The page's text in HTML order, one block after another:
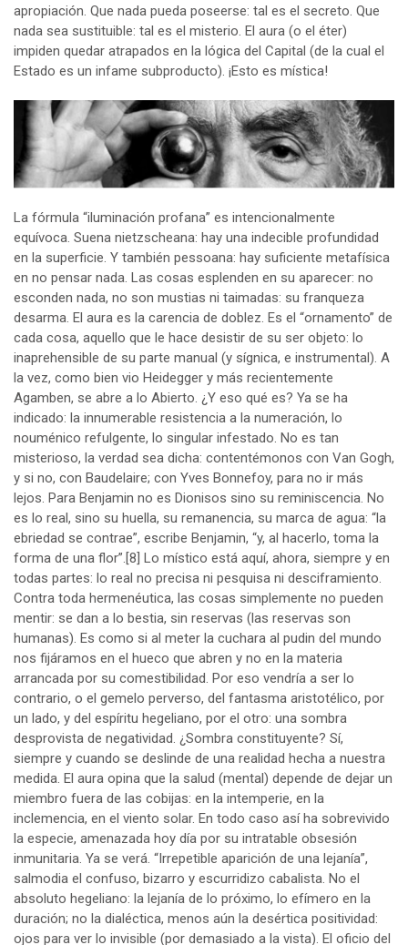
apropiación. Que nada pueda poseerse: tal es el secreto. Que
nada sea sustituible: tal es el misterio. El aura (o el éter)
impiden quedar atrapados en la lógica del Capital (de la cual el
Estado es un infame subproducto). ¡Esto es mística!
La fórmula “iluminación profana” es intencionalmente
equívoca. Suena nietzscheana: hay una indecible profundidad
en la superficie. Y también pessoana: hay suficiente metafísica
en no pensar nada. Las cosas esplenden en su aparecer: no
esconden nada, no son mustias ni taimadas: su franqueza
desarma. El aura es la carencia de doblez. Es el “ornamento” de
cada cosa, aquello que le hace desistir de su ser objeto: lo
inaprehensible de su parte manual (y sígnica, e instrumental). A
la vez, como bien vio Heidegger y más recientemente
Agamben, se abre a lo Abierto. ¿Y eso qué es? Ya se ha
indicado: la innumerable resistencia a la numeración, lo
nouménico refulgente, lo singular infestado. No es tan
misterioso, la verdad sea dicha: contentémonos con Van Gogh,
y si no, con Baudelaire; con Yves Bonnefoy, para no ir más
lejos. Para Benjamin no es Dionisos sino su reminiscencia. No
es lo real, sino su huella, su remanencia, su marca de agua: “la
ebriedad se contrae”, escribe Benjamin, “y, al hacerlo, toma la
forma de una flor”.[8] Lo místico está aquí, ahora, siempre y en
todas partes: lo real no precisa ni pesquisa ni desciframiento.
Contra toda hermenéutica, las cosas simplemente no pueden
mentir: se dan a lo bestia, sin reservas (las reservas son
humanas). Es como si al meter la cuchara al pudin del mundo
nos fijáramos en el hueco que abren y no en la materia
arrancada por su comestibilidad. Por eso vendría a ser lo
contrario, o el gemelo perverso, del fantasma aristotélico, por
un lado, y del espíritu hegeliano, por el otro: una sombra
desprovista de negatividad. ¿Sombra constituyente? Sí,
siempre y cuando se deslinde de una realidad hecha a nuestra
medida. El aura opina que la salud (mental) depende de dejar un
miembro fuera de las cobijas: en la intemperie, en la
inclemencia, en el viento solar. En todo caso así ha sobrevivido
la especie, amenazada hoy día por su intratable obsesión
inmunitaria. Ya se verá. “Irrepetible aparición de una lejanía”,
salmodia el confuso, bizarro y escurridizo cabalista. No el
absoluto hegeliano: la lejanía de lo próximo, lo efímero en la
duración; no la dialéctica, menos aún la desértica positividad:
ojos para ver lo invisible (por demasiado a la vista). El oficio del